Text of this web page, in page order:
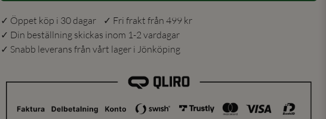
✓ Öppet köp i 30 dagar ✓ Fri frakt från 499 kr
✓ Din beställning skickas inom 1-2 vardagar
✓ Snabb leverans från vårt lager i Jönköping